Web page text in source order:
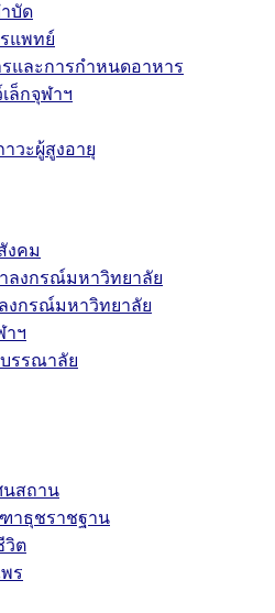
บัด
แพทย์
และการกำหนดอาหาร
ล็กจุฬาฯ
วะผู้สูงอายุ
งคม
ลงกรณ์มหาวิทยาลัย
งกรณ์มหาวิทยาลัย
าฯ
รรณาลัย
สถาน
าธุชราชฐาน
ต
ร